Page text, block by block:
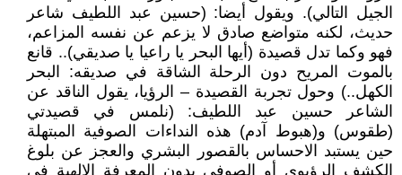
الجيل التالي). ويقول أيضا: (حسين عبد اللطيف شاعر
حديث، لكنه متواضع صادق لا يزعم عن نفسه المزاعم،
فهو وكما تدل قصيدة (أيها البحر يا راعيا يا صديقي).. قانع
بالموت المريح دون الرحلة الشاقة في صديقه: البحر
الكهل..) وحول تجربة القصيدة – الرؤيا، يقول الناقد عن
الشاعر حسين عبد اللطيف: (نلمس في قصيدتي
(طقوس) و(هبوط آدم) هذه النداءات الصوفية المبتهلة
حين يستبد الاحساس بالقصور البشري والعجز عن بلوغ
الكشف الرؤيوي أو الصوفي بدون المعرفة الالهية في